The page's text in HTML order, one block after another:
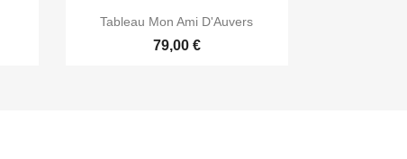
 Aperçu rapide
Tableau Mon Ami D'Auvers
79,00 €